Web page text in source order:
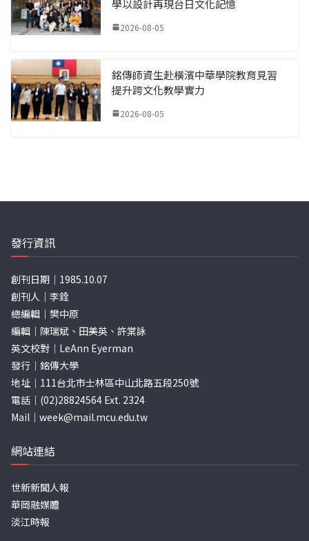
學以設計再現台日文化記憶
2026-08-05
銘傳師資生赴橫濱中華學院教育見習
提升跨文化教學實力
2026-08-05
發行資訊
創刊日期｜1985.10.07
創刊人｜李銓
總編輯｜樊中原
編輯｜陳瑞斌、田美英、許棠詠
英文校對｜LeAnn Eyerman
發行｜銘傳大學
地址｜111台北市士林區中山北路五段250號
電話｜(02)28824564 Ext. 2324
Mail｜ week@mail.mcu.edu.tw
網站連結
世新新聞人報
華岡融媒體
淡江時報